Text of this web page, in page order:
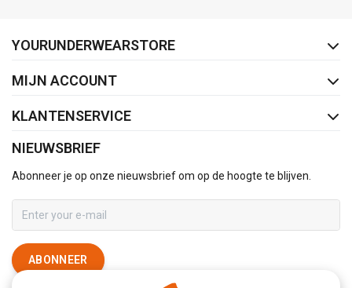
YOURUNDERWEARSTORE
MIJN ACCOUNT
KLANTENSERVICE
NIEUWSBRIEF
Abonneer je op onze nieuwsbrief om op de hoogte te blijven.
ABONNEER